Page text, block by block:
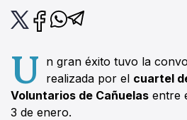
U n gran éxito tuvo la
realizada por el cuartel
Voluntarios de Cañuelas entre
3 de enero.